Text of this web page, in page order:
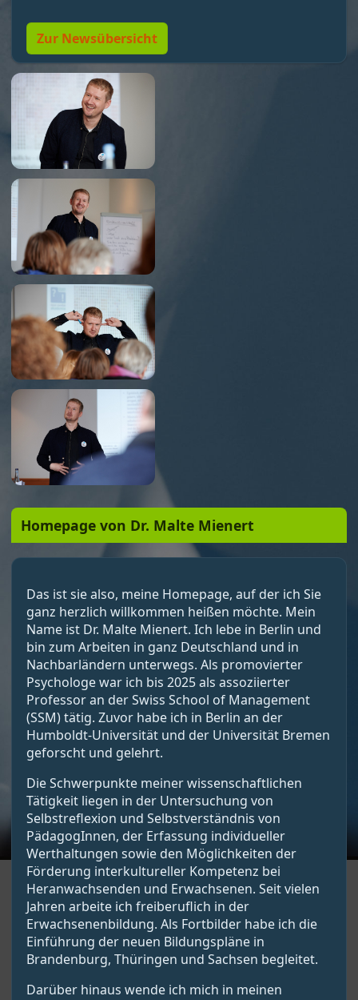
Zur Newsübersicht
Homepage von Dr. Malte Mienert
Das ist sie also, meine Homepage, auf der ich Sie
ganz herzlich willkommen heißen möchte. Mein
Name ist Dr. Malte Mienert. Ich lebe in Berlin und
bin zum Arbeiten in ganz Deutschland und in
Nachbarländern unterwegs. Als promovierter
Psychologe war ich bis 2025 als assoziierter
Professor an der Swiss School of Management
(SSM) tätig. Zuvor habe ich in Berlin an der
Humboldt-Universität und der Universität Bremen
geforscht und gelehrt.
Die Schwerpunkte meiner wissenschaftlichen
Tätigkeit liegen in der Untersuchung von
Selbstreflexion und Selbstverständnis von
PädagogInnen, der Erfassung individueller
Werthaltungen sowie den Möglichkeiten der
Förderung interkultureller Kompetenz bei
Heranwachsenden und Erwachsenen. Seit vielen
Jahren arbeite ich freiberuflich in der
Erwachsenenbildung. Als Fortbilder habe ich die
Einführung der neuen Bildungspläne in
Brandenburg, Thüringen und Sachsen begleitet.
Darüber hinaus wende ich mich in meinen